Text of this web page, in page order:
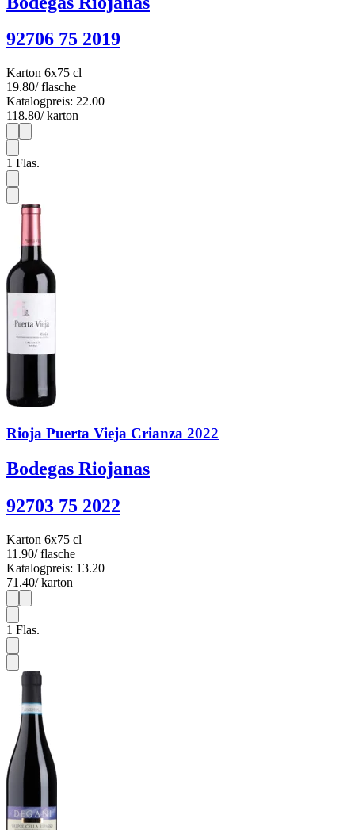
92706 75 2019
Karton 6x75 cl
19.80/ flasche
Katalogpreis: 22.00
118.80/ karton
1
1 Flas.
Rioja Puerta Vieja Crianza 2022
Bodegas Riojanas
92703 75 2022
Karton 6x75 cl
11.90/ flasche
Katalogpreis: 13.20
71.40/ karton
1
1 Flas.